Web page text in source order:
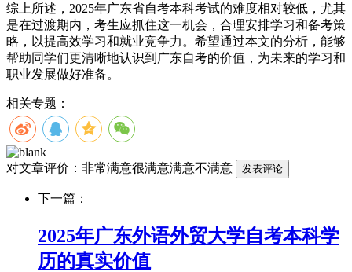
综上所述，2025年广东省自考本科考试的难度相对较低，尤其
是在过渡期内，考生应抓住这一机会，合理安排学习和备考策
略，以提高效学习和就业竞争力。希望通过本文的分析，能够
帮助同学们更清晰地认识到广东自考的价值，为未来的学习和
职业发展做好准备。
相关专题：
对文章评价： 非常满意很满意满意不满意
下一篇：
2025年广东外语外贸大学自考本科学
历的真实价值